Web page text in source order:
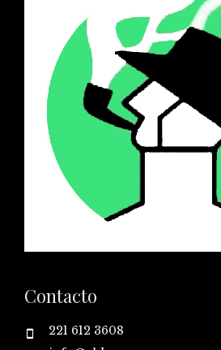
Contacto
221 612 3608